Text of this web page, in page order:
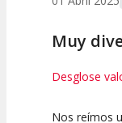
Muy
Desglose
10
Nos reímos